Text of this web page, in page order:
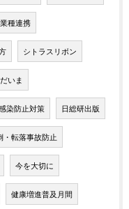
種連携
シトラスリボン
いま
染防止対策 日総研出版
・転落事故防止
今を大切に
健康増進普及月間